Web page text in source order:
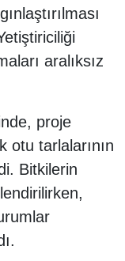
aralıksız
proje
otu tarlalarının
Bitkilerin